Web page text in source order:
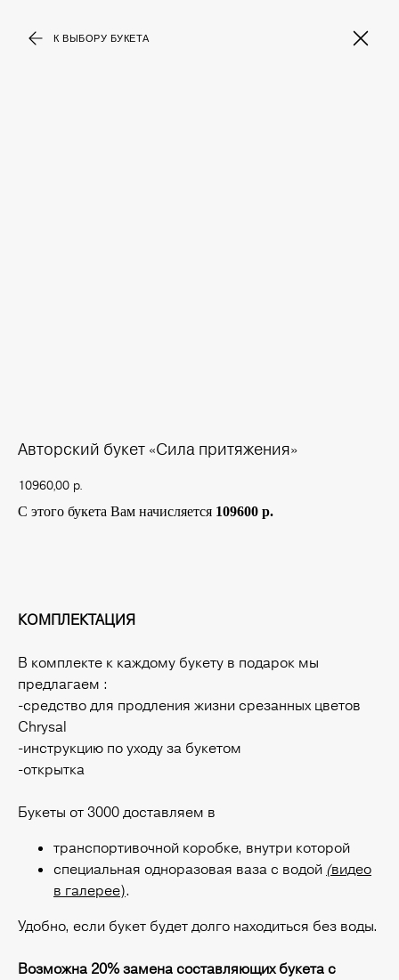
К ВЫБОРУ БУКЕТА
Авторский букет «Сила притяжения»
10960,00 р.
С этого букета Вам начисляется 109600 р.
КОМПЛЕКТАЦИЯ
В комплекте к каждому букету в подарок мы
предлагаем :
-средство для продления жизни срезанных цветов
Chrysal
-инструкцию по уходу за букетом
-открытка
Букеты от 3000 доставляем в
транспортивочной коробке, внутри которой
специальная одноразовая ваза с водой (видео
в галерее).
Удобно, если букет будет долго находиться без воды.
Возможна 20% замена составляющих букета с